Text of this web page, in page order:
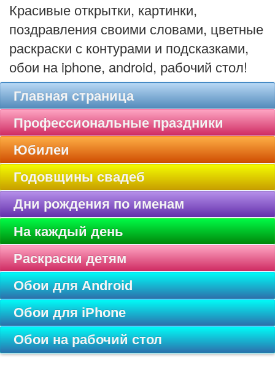
Красивые открытки, картинки,
поздравления своими словами, цветные
раскраски с контурами и подсказками,
обои на iphone, android, рабочий стол!
Главная страница
Профессиональные праздники
Юбилеи
Годовщины свадеб
Дни рождения по именам
На каждый день
Раскраски детям
Обои для Android
Обои для iPhone
Обои на рабочий стол